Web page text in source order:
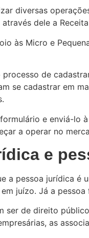
diversas
dele a
às Micro e
de
se cadastrar em
e enviá-
a operar no
e
a pessoa jurídica
juízo. Já a pessoa
ser de direito
as